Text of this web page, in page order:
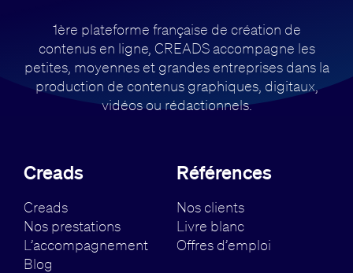
1ère plateforme française de création de
contenus en ligne, CREADS accompagne les
petites, moyennes et grandes entreprises dans la
production de contenus graphiques, digitaux,
vidéos ou rédactionnels.
Creads
Creads
Nos prestations
L’accompagnement
Blog
Références
Nos clients
Livre blanc
Offres d’emploi